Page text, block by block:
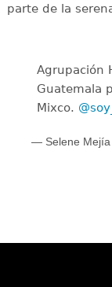
parte de la
Agrupación
Guatemala
Mixco.
— Selene Mejía